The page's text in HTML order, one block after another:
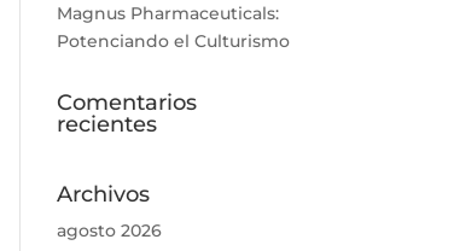
Magnus Pharmaceuticals:
Potenciando el Culturismo
Comentarios
recientes
Archivos
agosto 2026